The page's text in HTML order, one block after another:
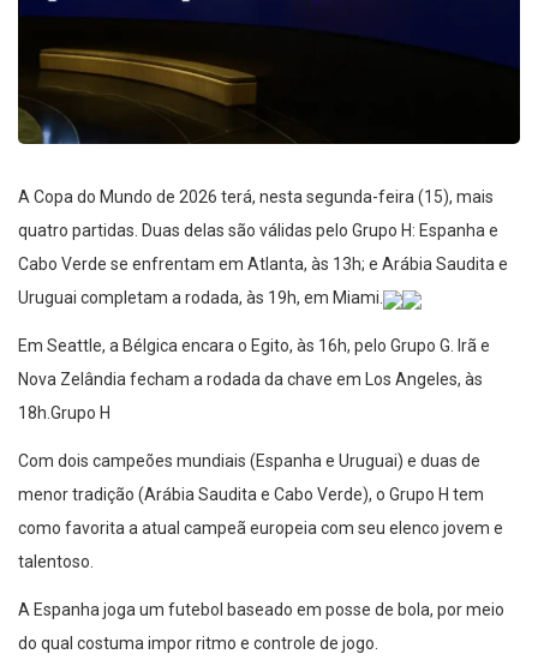
A Copa do Mundo de 2026 terá, nesta segunda-feira (15), mais
quatro partidas. Duas delas são válidas pelo Grupo H: Espanha e
Cabo Verde se enfrentam em Atlanta, às 13h; e Arábia Saudita e
Uruguai completam a rodada, às 19h, em Miami.
Em Seattle, a Bélgica encara o Egito, às 16h, pelo Grupo G. Irã e
Nova Zelândia fecham a rodada da chave em Los Angeles, às
18h.Grupo H
Com dois campeões mundiais (Espanha e Uruguai) e duas de
menor tradição (Arábia Saudita e Cabo Verde), o Grupo H tem
como favorita a atual campeã europeia com seu elenco jovem e
talentoso.
A Espanha joga um futebol baseado em posse de bola, por meio
do qual costuma impor ritmo e controle de jogo.